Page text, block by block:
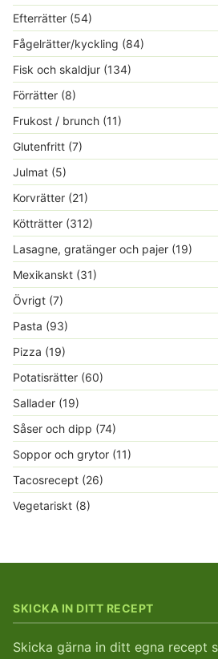
Efterrätter (54)
Fågelrätter/kyckling (84)
Fisk och skaldjur (134)
Förrätter (8)
Frukost / brunch (11)
Glutenfritt (7)
Julmat (5)
Korvrätter (21)
Kötträtter (312)
Lasagne, gratänger och pajer (19)
Mexikanskt (31)
Övrigt (7)
Pasta (93)
Pizza (19)
Potatisrätter (60)
Sallader (19)
Såser och dipp (74)
Soppor och grytor (11)
Tacosrecept (26)
Vegetariskt (8)
SKICKA IN DITT RECEPT
Skicka gärna in ditt egna recept